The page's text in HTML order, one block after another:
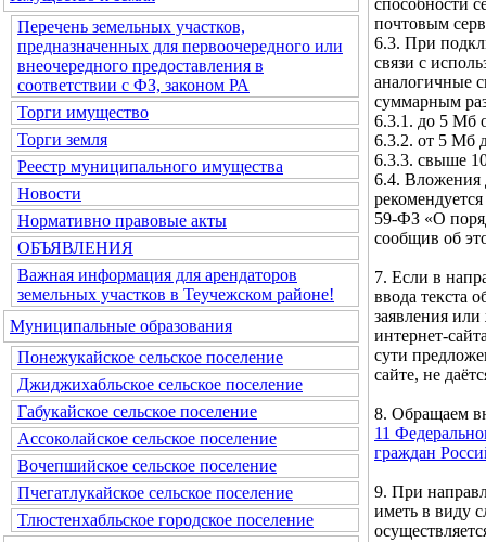
Перечень земельных участков,
предназначенных для первоочередного или
внеочередного предоставления в
соответствии с ФЗ, законом РА
Торги имущество
Торги земля
Реестр муниципального имущества
Новости
Нормативно правовые акты
ОБЪЯВЛЕНИЯ
Важная информация для арендаторов
земельных участков в Теучежском районе!
Муниципальные образования
Понежукайское сельское поселение
Джиджихабльское сельское поселение
Габукайское сельское поселение
Ассоколайское сельское поселение
Вочепшийское сельское поселение
Пчегатлукайское сельское поселение
Тлюстенхабльское городское поселение
почтовым
6.3. При
связи с
аналогичные
суммарным
6.3.1. до 5 Мб
6.3.2. от 5 Мб
6.3.3. свыше
6.4. Вложения
59-ФЗ «О
сообщив об
7. Если в
ввода текста
заявления
интернет-
сути
сайте, не
8. Обращаем
11
граждан
9. При
иметь в виду